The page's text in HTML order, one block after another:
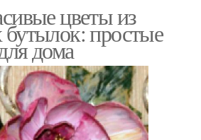
цветы из
простые
дома